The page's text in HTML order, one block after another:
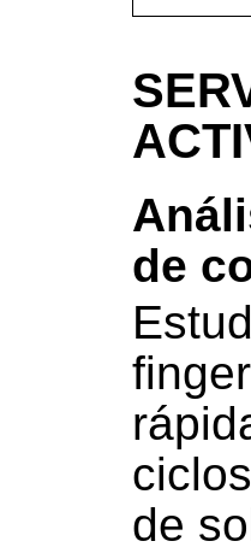
de
de